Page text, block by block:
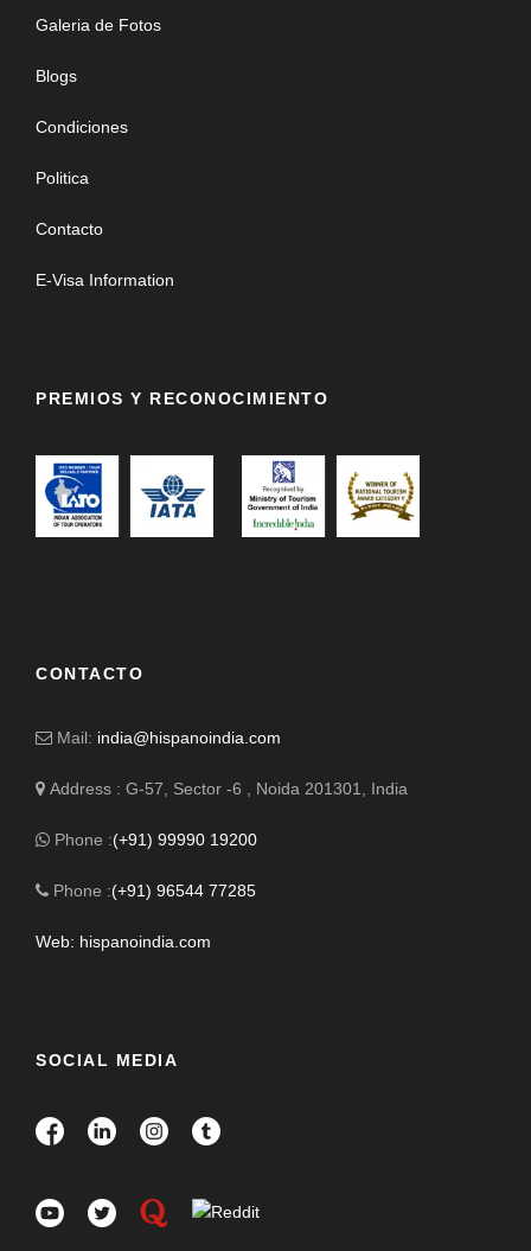
Galeria de Fotos
Blogs
Condiciones
Politica
Contacto
E-Visa Information
PREMIOS Y RECONOCIMIENTO
CONTACTO
Mail: india@hispanoindia.com
Address : G-57, Sector -6 , Noida 201301, India
Phone :(+91) 99990 19200
Phone :(+91) 96544 77285
Web: hispanoindia.com
SOCIAL MEDIA